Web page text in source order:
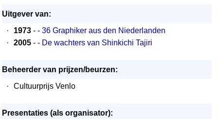
Uitgever van:
·
1973 - - 36 Graphiker aus den Niederlanden
·
2005 - - De wachters van Shinkichi Tajiri
Beheerder van prijzen/beurzen:
·
Cultuurprijs Venlo
Presentaties (als organisator):